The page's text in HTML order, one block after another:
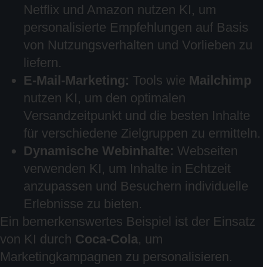
Netflix und Amazon nutzen KI, um
personalisierte Empfehlungen auf Basis
von Nutzungsverhalten und Vorlieben zu
liefern.
E-Mail-Marketing: Tools wie Mailchimp
nutzen KI, um den optimalen
Versandzeitpunkt und die besten Inhalte
für verschiedene Zielgruppen zu ermitteln.
Dynamische Webinhalte: Webseiten
verwenden KI, um Inhalte in Echtzeit
anzupassen und Besuchern individuelle
Erlebnisse zu bieten.
Ein bemerkenswertes Beispiel ist der Einsatz
von KI durch Coca-Cola, um
Marketingkampagnen zu personalisieren.